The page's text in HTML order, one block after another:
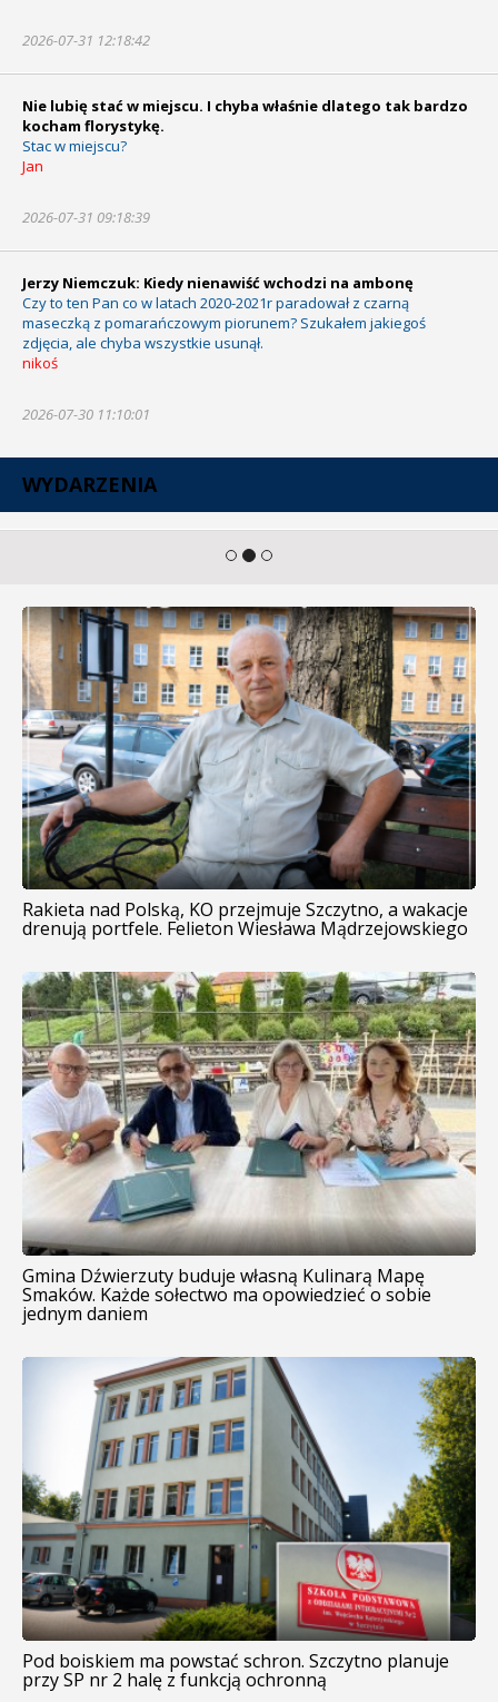
2026-07-31 12:18:42
Nie lubię stać w miejscu. I chyba właśnie dlatego tak bardzo
kocham florystykę.
Stac w miejscu?
Jan
2026-07-31 09:18:39
Jerzy Niemczuk: Kiedy nienawiść wchodzi na ambonę
Czy to ten Pan co w latach 2020-2021r paradował z czarną
maseczką z pomarańczowym piorunem? Szukałem jakiegoś
zdjęcia, ale chyba wszystkie usunął.
nikoś
2026-07-30 11:10:01
WYDARZENIA
Rakieta nad Polską, KO przejmuje Szczytno, a wakacje
drenują portfele. Felieton Wiesława Mądrzejowskiego
Gmina Dźwierzuty buduje własną Kulinarą Mapę
Smaków. Każde sołectwo ma opowiedzieć o sobie
jednym daniem
Pod boiskiem ma powstać schron. Szczytno planuje
przy SP nr 2 halę z funkcją ochronną